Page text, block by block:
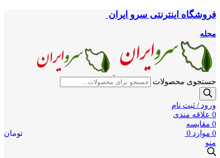
فروشگاه اینترنتی سرو ایران
مجله
جستجوی محصولات
ورود / ثبت نام
0 علاقه مندی
0 مقایسه
0 موارد 0
تومان
منو